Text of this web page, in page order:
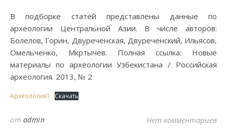
В подборке статей представлены данные по
археологии Центральной Азии. В числе авторов:
Болелов, Горин, Двуреченская, Двуреченский, Ильясов,
Омельченко, Мкртычев. Полная ссылка: Новые
материалы по археологии Узбекистана / Российская
археология. 2013, № 2
Археология1 Скачать
от admin Нет комментариев